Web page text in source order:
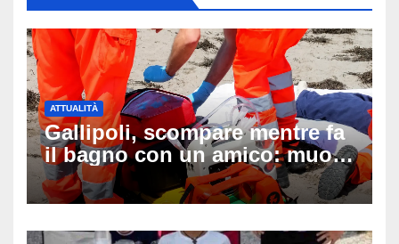
ATTUALITÀ
Gallipoli, scompare mentre fa
il bagno con un amico: muore
a 19 anni dopo 45 minuti di
disperati tentativi di